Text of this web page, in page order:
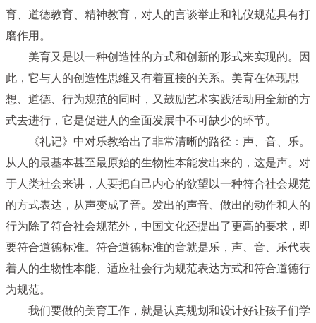
育、道德教育、精神教育，对人的言谈举止和礼仪规范具有打
磨作用。
美育又是以一种创造性的方式和创新的形式来实现的。因
此，它与人的创造性思维又有着直接的关系。美育在体现思
想、道德、行为规范的同时，又鼓励艺术实践活动用全新的方
式去进行，它是促进人的全面发展中不可缺少的环节。
《礼记》中对乐教给出了非常清晰的路径：声、音、乐。
从人的最基本甚至最原始的生物性本能发出来的，这是声。对
于人类社会来讲，人要把自己内心的欲望以一种符合社会规范
的方式表达，从声变成了音。发出的声音、做出的动作和人的
行为除了符合社会规范外，中国文化还提出了更高的要求，即
要符合道德标准。符合道德标准的音就是乐，声、音、乐代表
着人的生物性本能、适应社会行为规范表达方式和符合道德行
为规范。
我们要做的美育工作，就是认真规划和设计好让孩子们学